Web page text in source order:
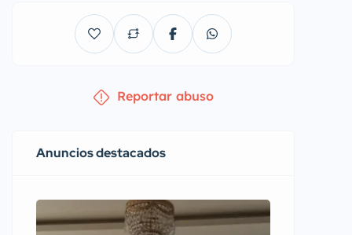
Reportar abuso
Anuncios destacados